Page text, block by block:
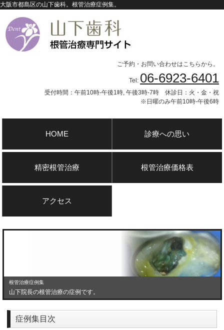
大阪市都島区の山下歯科。根管治療症例集。
ご予約・お問い合わせはこちらから。
Tel: 06-6923-6401
受付時間：午前10時-午後1時, 午後3時-7時 休診日：火・金・祝
※日曜のみ午前10時-午後6時
HOME 診療への思い
精密根管治療 根管治療価格表
アクセス
根管治療症例集
山下院長の根管治療の症例です。
症例集目次